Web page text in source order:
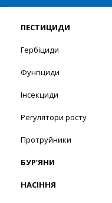
ПЕСТИЦИДИ
Гербіциди
Фунгіциди
Інсекциди
Регулятори росту
Протруйники
БУР’ЯНИ
НАСІННЯ